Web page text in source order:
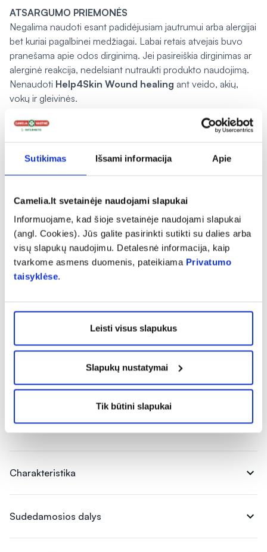
Sutikimas Išsami informacija Apie
Camelia.lt svetainėje naudojami slapukai
Informuojame, kad šioje svetainėje naudojami slapukai
(angl. Cookies). Jūs galite pasirinkti sutikti su dalies arba
visų slapukų naudojimu. Detalesnė informacija, kaip
tvarkome asmens duomenis, pateikiama Privatumo
taisyklėse.
Leisti visus slapukus
Slapukų nustatymai
Tik būtini slapukai
ATSARGUMO PRIEMONĖS
Negalima naudoti esant padidėjusiam jautrumui arba alergijai
bet kuriai pagalbinei medžiagai. Labai retais atvejais buvo
pranešama apie odos dirginimą. Jei pasireiškia dirginimas ar
alerginė reakcija, nedelsiant nutraukti produkto naudojimą.
Nenaudoti Help4Skin Wound healing ant veido, akių,
vokų ir gleivinės.
kai žaizdos didelės, plačios ar labai gilios;
kai žaizdos gyja lėtai аrbа yra komplikacijų
pavojus.
kaip pagalbinė priemonė, tačiau jis nepakeičia kitų
preparatų, pvz., vaistų, kuriuos rekomenduoja gydytojas
arba vaistininkas.
Tik išoriniam naudojimui.
Nenaudoti produkto po galiojimo datos pabaigos (žr. ant
pakuotės).
LAIKYMO SĄLYGOS
Laikyti 5 °C–25 °C temperatūroje. Laikyti vaikams
ir tūbelėje.
Pranešti apie klaidą prekės aprašyme
Charakteristika expand_more
Sudedamosios dalys expand_more